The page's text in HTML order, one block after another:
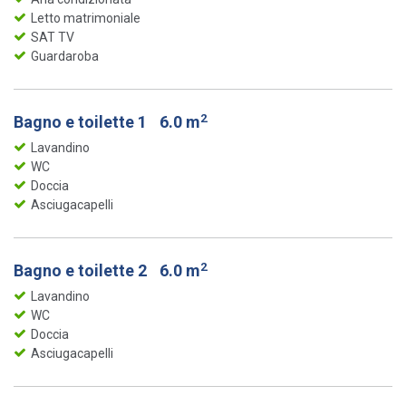
Letto matrimoniale
SAT TV
Guardaroba
Bagno e toilette 1 6.0 m2
Lavandino
WC
Doccia
Asciugacapelli
Bagno e toilette 2 6.0 m2
Lavandino
WC
Doccia
Asciugacapelli